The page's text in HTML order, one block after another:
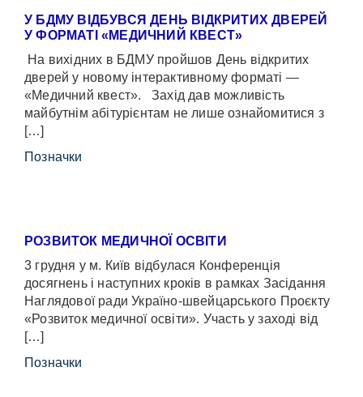
У БДМУ ВІДБУВСЯ ДЕНЬ ВІДКРИТИХ ДВЕРЕЙ
У ФОРМАТІ «МЕДИЧНИЙ КВЕСТ»
На вихідних в БДМУ пройшов День відкритих
дверей у новому інтерактивному форматі —
«Медичний квест». Захід дав можливість
майбутнім абітурієнтам не лише ознайомитися з
[…]
Позначки
РОЗВИТОК МЕДИЧНОЇ ОСВІТИ
3 грудня у м. Київ відбулася Конференція
досягнень і наступних кроків в рамках Засідання
Наглядової ради Україно-швейцарського Проєкту
«Розвиток медичної освіти». Участь у заході від
[…]
Позначки